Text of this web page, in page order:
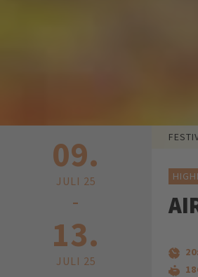
09.
JULI 25
-
13.
JULI 25